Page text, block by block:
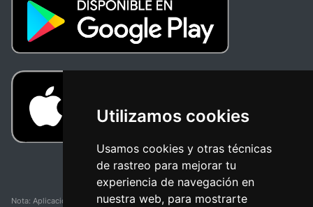
Utilizamos cookies
Usamos cookies y otras técnicas
de rastreo para mejorar tu
experiencia de navegación en
nuestra web, para mostrarte
Nota: Aplicación y web no oficial y no relacionada con ninguna organización o